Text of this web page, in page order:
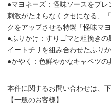
●マヨネーズ：怪味ソースをブ
刺激がたまらなくクセになる、
クをアップさせる特製「怪味マヨ
●ふりかけ：すりゴマと粗挽き
イートチリを組み合わせたふりか
●かやく：色鮮やかなキャベツの
本件に関するお問い合わせは、
【一般のお客様】